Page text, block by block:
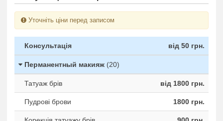
Уточніть ціни перед записом
Консультація від 50 грн.
Перманентный макияж (20)
Татуаж брів від 1800 грн.
Пудрові брови 1800 грн.